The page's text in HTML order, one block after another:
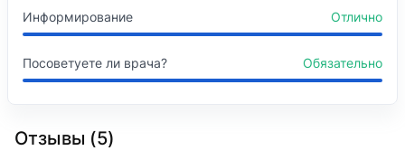
Информирование Отлично
Посоветуете ли врача? Обязательно
Отзывы (5)